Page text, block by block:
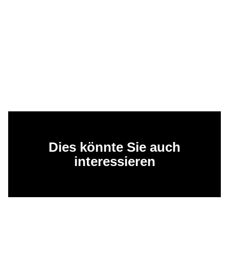
Dies könnte Sie auch
interessieren